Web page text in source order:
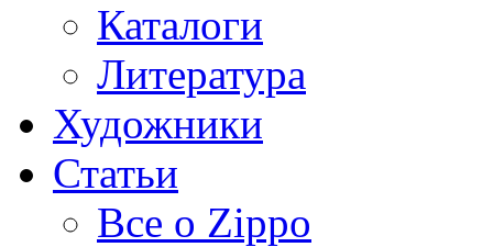
Каталоги
Литература
Художники
Статьи
Все о Zippo